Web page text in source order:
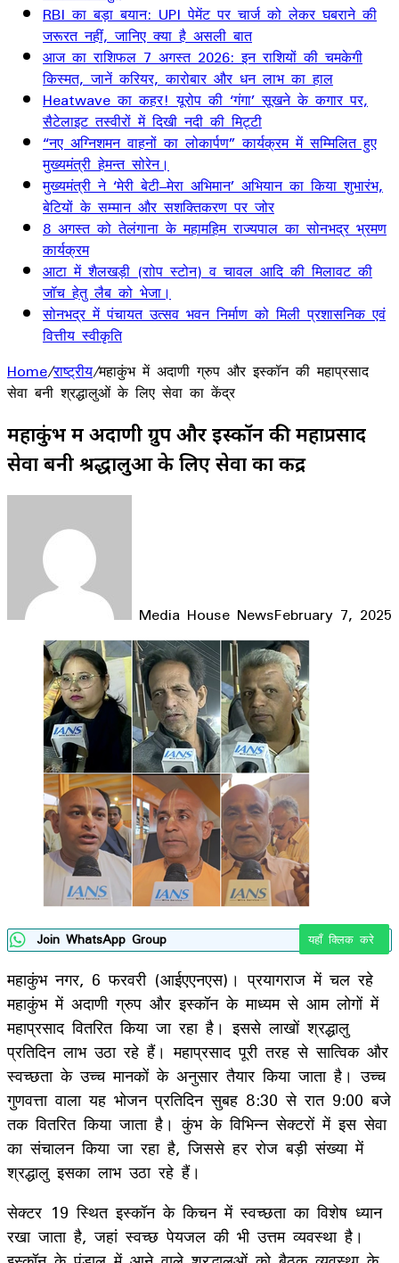
RBI का बड़ा बयान: UPI पेमेंट पर चार्ज को लेकर घबराने की
जरूरत नहीं, जानिए क्या है असली बात
आज का राशिफल 7 अगस्त 2026: इन राशियों की चमकेगी
किस्मत, जानें करियर, कारोबार और धन लाभ का हाल
Heatwave का कहर! यूरोप की ‘गंगा’ सूखने के कगार पर,
सैटेलाइट तस्वीरों में दिखी नदी की मिट्टी
“नए अग्निशमन वाहनों का लोकार्पण” कार्यक्रम में सम्मिलित हुए
मुख्यमंत्री हेमन्त सोरेन।
मुख्यमंत्री ने ‘मेरी बेटी–मेरा अभिमान’ अभियान का किया शुभारंभ,
बेटियों के सम्मान और सशक्तिकरण पर जोर
8 अगस्त को तेलंगाना के महामहिम राज्यपाल का सोनभद्र भ्रमण
कार्यक्रम
आटा में शैलखड़ी (राोप स्टोन) व चावल आदि की मिलावट की
जॉच हेतु लैब को भेजा।
सोनभद्र में पंचायत उत्सव भवन निर्माण को मिली प्रशासनिक एवं
वित्तीय स्वीकृति
Home/राष्ट्रीय/महाकुंभ में अदाणी ग्रुप और इस्कॉन की महाप्रसाद
सेवा बनी श्रद्धालुओं के लिए सेवा का केंद्र
महाकुंभ में अदाणी ग्रुप और इस्कॉन की महाप्रसाद
सेवा बनी श्रद्धालुओं के लिए सेवा का केंद्र
Media House NewsFebruary 7, 2025
Facebook
LinkedIn
WhatsApp
Telegram
Join WhatsApp Group यहाँ क्लिक करे
महाकुंभ नगर, 6 फरवरी (आईएएनएस)। प्रयागराज में चल रहे
महाकुंभ में अदाणी ग्रुप और इस्कॉन के माध्यम से आम लोगों में
महाप्रसाद वितरित किया जा रहा है। इससे लाखों श्रद्धालु
प्रतिदिन लाभ उठा रहे हैं। महाप्रसाद पूरी तरह से सात्विक और
स्वच्छता के उच्च मानकों के अनुसार तैयार किया जाता है। उच्च
गुणवत्ता वाला यह भोजन प्रतिदिन सुबह 8:30 से रात 9:00 बजे
तक वितरित किया जाता है। कुंभ के विभिन्न सेक्टरों में इस सेवा
का संचालन किया जा रहा है, जिससे हर रोज बड़ी संख्या में
श्रद्धालु इसका लाभ उठा रहे हैं।
सेक्टर 19 स्थित इस्कॉन के किचन में स्वच्छता का विशेष ध्यान
रखा जाता है, जहां स्वच्छ पेयजल की भी उत्तम व्यवस्था है।